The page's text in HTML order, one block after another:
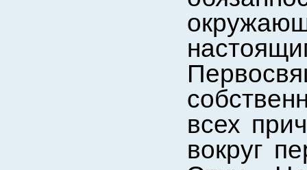
всех
вокруг